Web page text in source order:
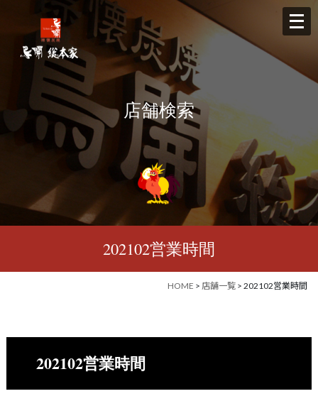
メ
ニ
ュ
く
店舗検索
202102営業時間
HOME > 店舗一覧 > 202102営業時間
202102営業時間